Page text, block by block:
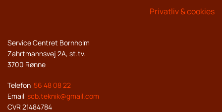
Privatliv & cookies
Service Centret Bornholm
Zahrtmannsvej 2A, st.tv.
3700 Rønne
Telefon 56 48 08 22
Email scb.teknik@gmail.com
CVR 21484784